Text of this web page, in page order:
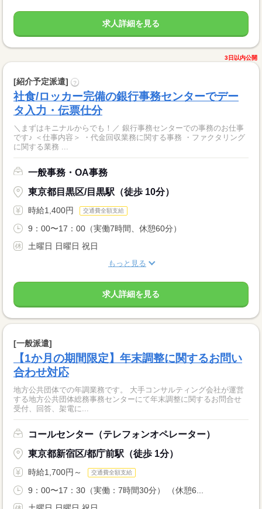
求人詳細を見る
3日以内公開
[紹介予定派遣] ?
社食/ロッカー完備の銀行事務センターでデー
タ入力・伝票仕分
＼まずはキニナルからでも！／ 銀行事務センターでの事務のお仕事
です♪ ＜仕事内容＞ ・代金回収業務に関する事務 ・ファクタリング
に関する業務 ...
一般事務・OA事務
東京都目黒区/目黒駅（徒歩 10分）
時給1,400円 交通費全額支給
9：00〜17：00（実働7時間、休憩60分）
土曜日 日曜日 祝日
もっと見る
求人詳細を見る
[一般派遣]
【1か月の期間限定】年末調整に関するお問い
合わせ対応
地方公共団体での年調業務です。 大手コンサルティング会社が運営
する地方公共団体総務事務センターにて年末調整に関するお問合せ
受付、回答、架電に...
コールセンター（テレフォンオペレーター）
東京都新宿区/都庁前駅（徒歩 1分）
時給1,700円～ 交通費全額支給
9：00〜17：30（実働：7時間30分） （休憩6...